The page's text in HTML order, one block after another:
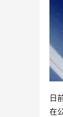
日
在